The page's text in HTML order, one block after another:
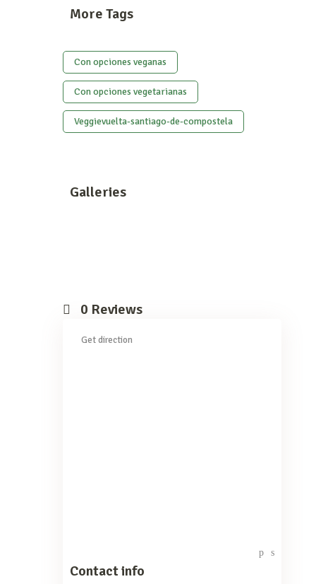
More Tags
Con opciones veganas
Con opciones vegetarianas
Veggievuelta-santiago-de-compostela
Galleries
0 Reviews
Get direction
Contact info